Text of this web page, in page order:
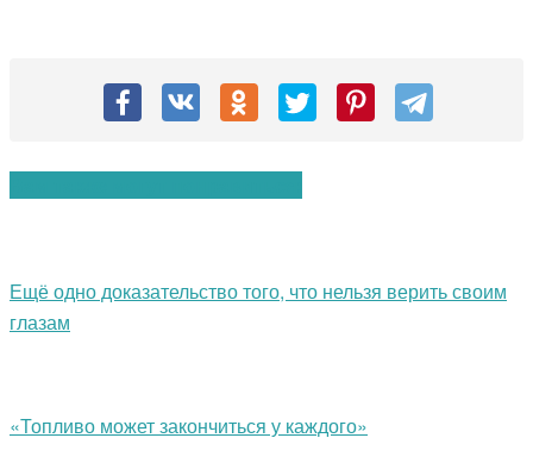
Ещё одно доказательство того, что нельзя верить своим
глазам
«Топливо может закончиться у каждого»